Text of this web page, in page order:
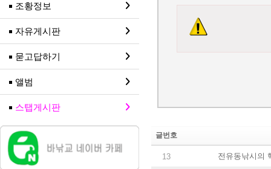
조황정보
자유게시판
묻고답하기
앨범
스탭게시판
글번호
13 전유동낚시의